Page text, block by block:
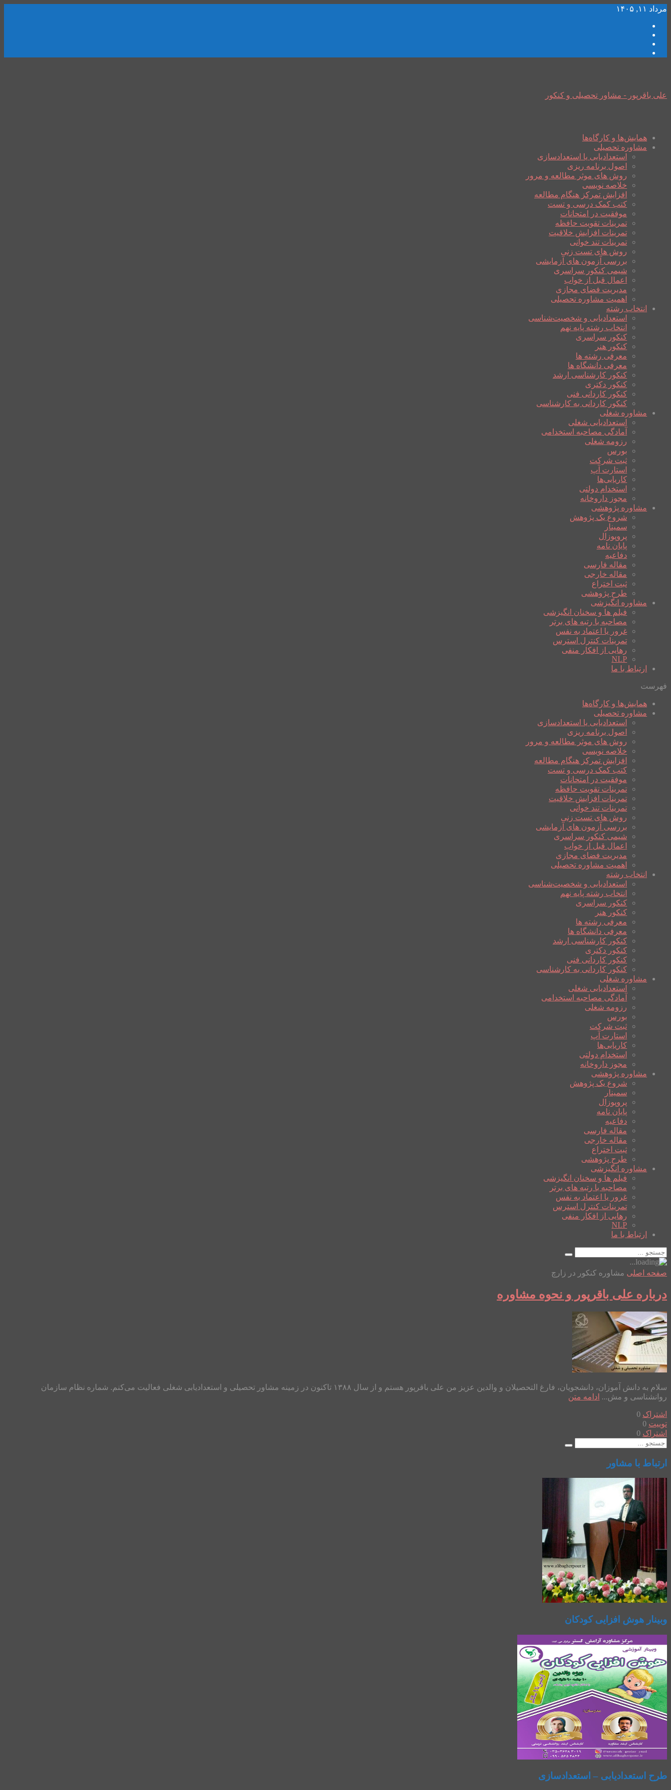
مرداد ۱۱, ۱۴۰۵
علی باقرپور - مشاور تحصیلی و کنکور
همایش‌ها و کارگاه‌ها
مشاوره تحصیلی
استعدادیابی یا استعدادسازی
اصول برنامه ریزی
روش های موثر مطالعه و مرور
خلاصه نویسی
افزایش تمرکز هنگام مطالعه
کتب کمک درسی و تست
موفقیت در امتحانات
تمرینات تقویت حافظه
تمرینات افزایش خلاقیت
تمرینات تند خوانی
روش های تست زنی
بررسی آزمون های آزمایشی
شیمی کنکور سراسری
اعمال قبل از خواب
مدیریت فضای مجازی
اهمیت مشاوره تحصیلی
انتخاب رشته
استعدادیابی و شخصیت‌شناسی
انتخاب رشته پایه نهم
کنکور سراسری
کنکور هنر
معرفی رشته ها
معرفی دانشگاه ها
کنکور کارشناسی ارشد
کنکور دکتری
کنکور کاردانی فنی
کنکور کاردانی به کارشناسی
مشاوره شغلی
استعدادیابی شغلی
آمادگی مصاحبه استخدامی
رزومه شغلی
بورس
ثبت شرکت
استارت آپ
کاریابی‌ها
استخدام دولتی
مجوز داروخانه
مشاوره پژوهشی
شروع یک پژوهش
سمینار
پروپوزال
پایان نامه
دفاعیه
مقاله فارسی
مقاله خارجی
ثبت اختراع
طرح پژوهشی
مشاوره انگیزشی
فیلم ها و سخنان انگیزشی
مصاحبه با رتبه های برتر
غرور یا اعتماد به نفس
تمرینات کنترل استرس
رهایی از افکار منفی
NLP
ارتباط با ما
فهرست
همایش‌ها و کارگاه‌ها
مشاوره تحصیلی
استعدادیابی یا استعدادسازی
اصول برنامه ریزی
روش های موثر مطالعه و مرور
خلاصه نویسی
افزایش تمرکز هنگام مطالعه
کتب کمک درسی و تست
موفقیت در امتحانات
تمرینات تقویت حافظه
تمرینات افزایش خلاقیت
تمرینات تند خوانی
روش های تست زنی
بررسی آزمون های آزمایشی
شیمی کنکور سراسری
اعمال قبل از خواب
مدیریت فضای مجازی
اهمیت مشاوره تحصیلی
انتخاب رشته
استعدادیابی و شخصیت‌شناسی
انتخاب رشته پایه نهم
کنکور سراسری
کنکور هنر
معرفی رشته ها
معرفی دانشگاه ها
کنکور کارشناسی ارشد
کنکور دکتری
کنکور کاردانی فنی
کنکور کاردانی به کارشناسی
مشاوره شغلی
استعدادیابی شغلی
آمادگی مصاحبه استخدامی
رزومه شغلی
بورس
ثبت شرکت
استارت آپ
کاریابی‌ها
استخدام دولتی
مجوز داروخانه
مشاوره پژوهشی
شروع یک پژوهش
سمینار
پروپوزال
پایان نامه
دفاعیه
مقاله فارسی
مقاله خارجی
ثبت اختراع
طرح پژوهشی
مشاوره انگیزشی
فیلم ها و سخنان انگیزشی
مصاحبه با رتبه های برتر
غرور یا اعتماد به نفس
تمرینات کنترل استرس
رهایی از افکار منفی
NLP
ارتباط با ما
صفحه اصلی مشاوره کنکور در زارچ
درباره علی باقرپور و نحوه مشاوره
سلام به دانش آموزان، دانشجویان، فارغ التحصیلان و والدین عزیز من علی باقرپور هستم و از سال ۱۳۸۸ تاکنون در زمینه مشاور تحصیلی و استعدادیابی شغلی فعالیت می‌کنم. شماره نظام سازمان
روانشناسی و مش... ادامه متن
اشتراک 0
توییت 0
اشتراک 0
ارتباط با مشاور
وبینار هوش افزایی کودکان
طرح استعدادیابی – استعدادسازی